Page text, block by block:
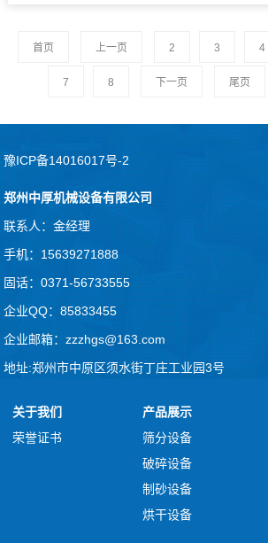
制砂原料是否为卵石
首页 上一页 2 3 4
7 8 下一页 尾页
豫ICP备14016017号-2
郑州中厚机械设备有限公司
联系人：金经理
手机：15639271888
固话：0371-56733555
企业QQ：85833455
企业邮箱：zzzhgs@163.com
地址:郑州市中原区须水街丁庄工业园3号
关于我们
荣誉证书
产品展示
筛分设备
破碎设备
制砂设备
烘干设备